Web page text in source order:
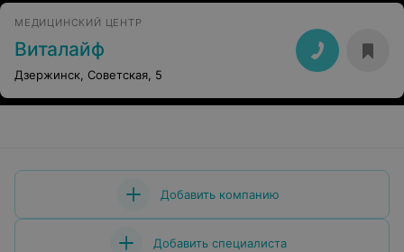
МЕДИЦИНСКИЙ ЦЕНТР
Виталайф
Дзержинск, Советская, 5
Добавить компанию
Добавить специалиста